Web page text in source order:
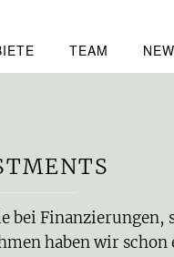
TEAM
haben wir